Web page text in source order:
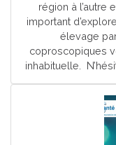
région à l’autre
important
élevage
coproscopiques
inhabituelle.